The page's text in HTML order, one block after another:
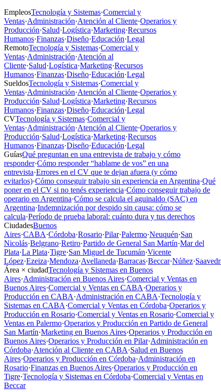
EmpleosTecnología y Sistemas·Comercial y
Ventas·Administración·Atención al Cliente·Operarios y
Producción·Salud·Logística·Marketing·Recursos
Humanos·Finanzas·Diseño·Educación·Legal
RemotoTecnología y Sistemas·Comercial y
Ventas·Administración·Atención al
Cliente·Salud·Logística·Marketing·Recursos
Humanos·Finanzas·Diseño·Educación·Legal
SueldosTecnología y Sistemas·Comercial y
Ventas·Administración·Atención al Cliente·Operarios y
Producción·Salud·Logística·Marketing·Recursos
Humanos·Finanzas·Diseño·Educación·Legal
CVTecnología y Sistemas·Comercial y
Ventas·Administración·Atención al Cliente·Operarios y
Producción·Salud·Logística·Marketing·Recursos
Humanos·Finanzas·Diseño·Educación·Legal
GuíasQué preguntan en una entrevista de trabajo y cómo
responder·Cómo responder “hablame de vos” en una
entrevista·Errores en el CV que te dejan afuera (y cómo
evitarlos)·Cómo conseguir trabajo sin experiencia en Argentina·Qué
poner en el CV si no tenés experiencia·Cómo conseguir trabajo de
operario en Argentina·Cómo se calcula el aguinaldo (SAC) en
Argentina·Indemnización por despido sin causa: cómo se
calcula·Período de prueba laboral: cuánto dura y tus derechos
CiudadesBuenos
Aires·CABA·Córdoba·Rosario·Pilar·Palermo·Neuquén·San
Nicolás·Belgrano·Retiro·Partido de General San Martín·Mar del
Plata·La Plata·Tigre·San Miguel de Tucumán·Vicente
López·Ezeiza·Mendoza·Avellaneda·Barracas·Beccar·Núñez·
Área × ciudadTecnología y Sistemas en Buenos
Aires·Administración en Buenos Aires·Comercial y Ventas en
Buenos Aires·Comercial y Ventas en CABA·Operarios y
Producción en CABA·Administración en CABA·Tecnología y
Sistemas en CABA·Comercial y Ventas en Córdoba·Operarios y
Producción en Rosario·Comercial y Ventas en Rosario·Comercial y
Ventas en Palermo·Operarios y Producción en Partido de General
San Martín·Marketing en Buenos Aires·Operarios y Producción en
Buenos Aires·Operarios y Producción en Pilar·Administración en
Córdoba·Atención al Cliente en CABA·Salud en Buenos
Aires·Operarios y Producción en Córdoba·Administración en
Rosario·Finanzas en Buenos Aires·Operarios y Producción en
Tigre·Tecnología y Sistemas en Córdoba·Comercial y Ventas en
Beccar